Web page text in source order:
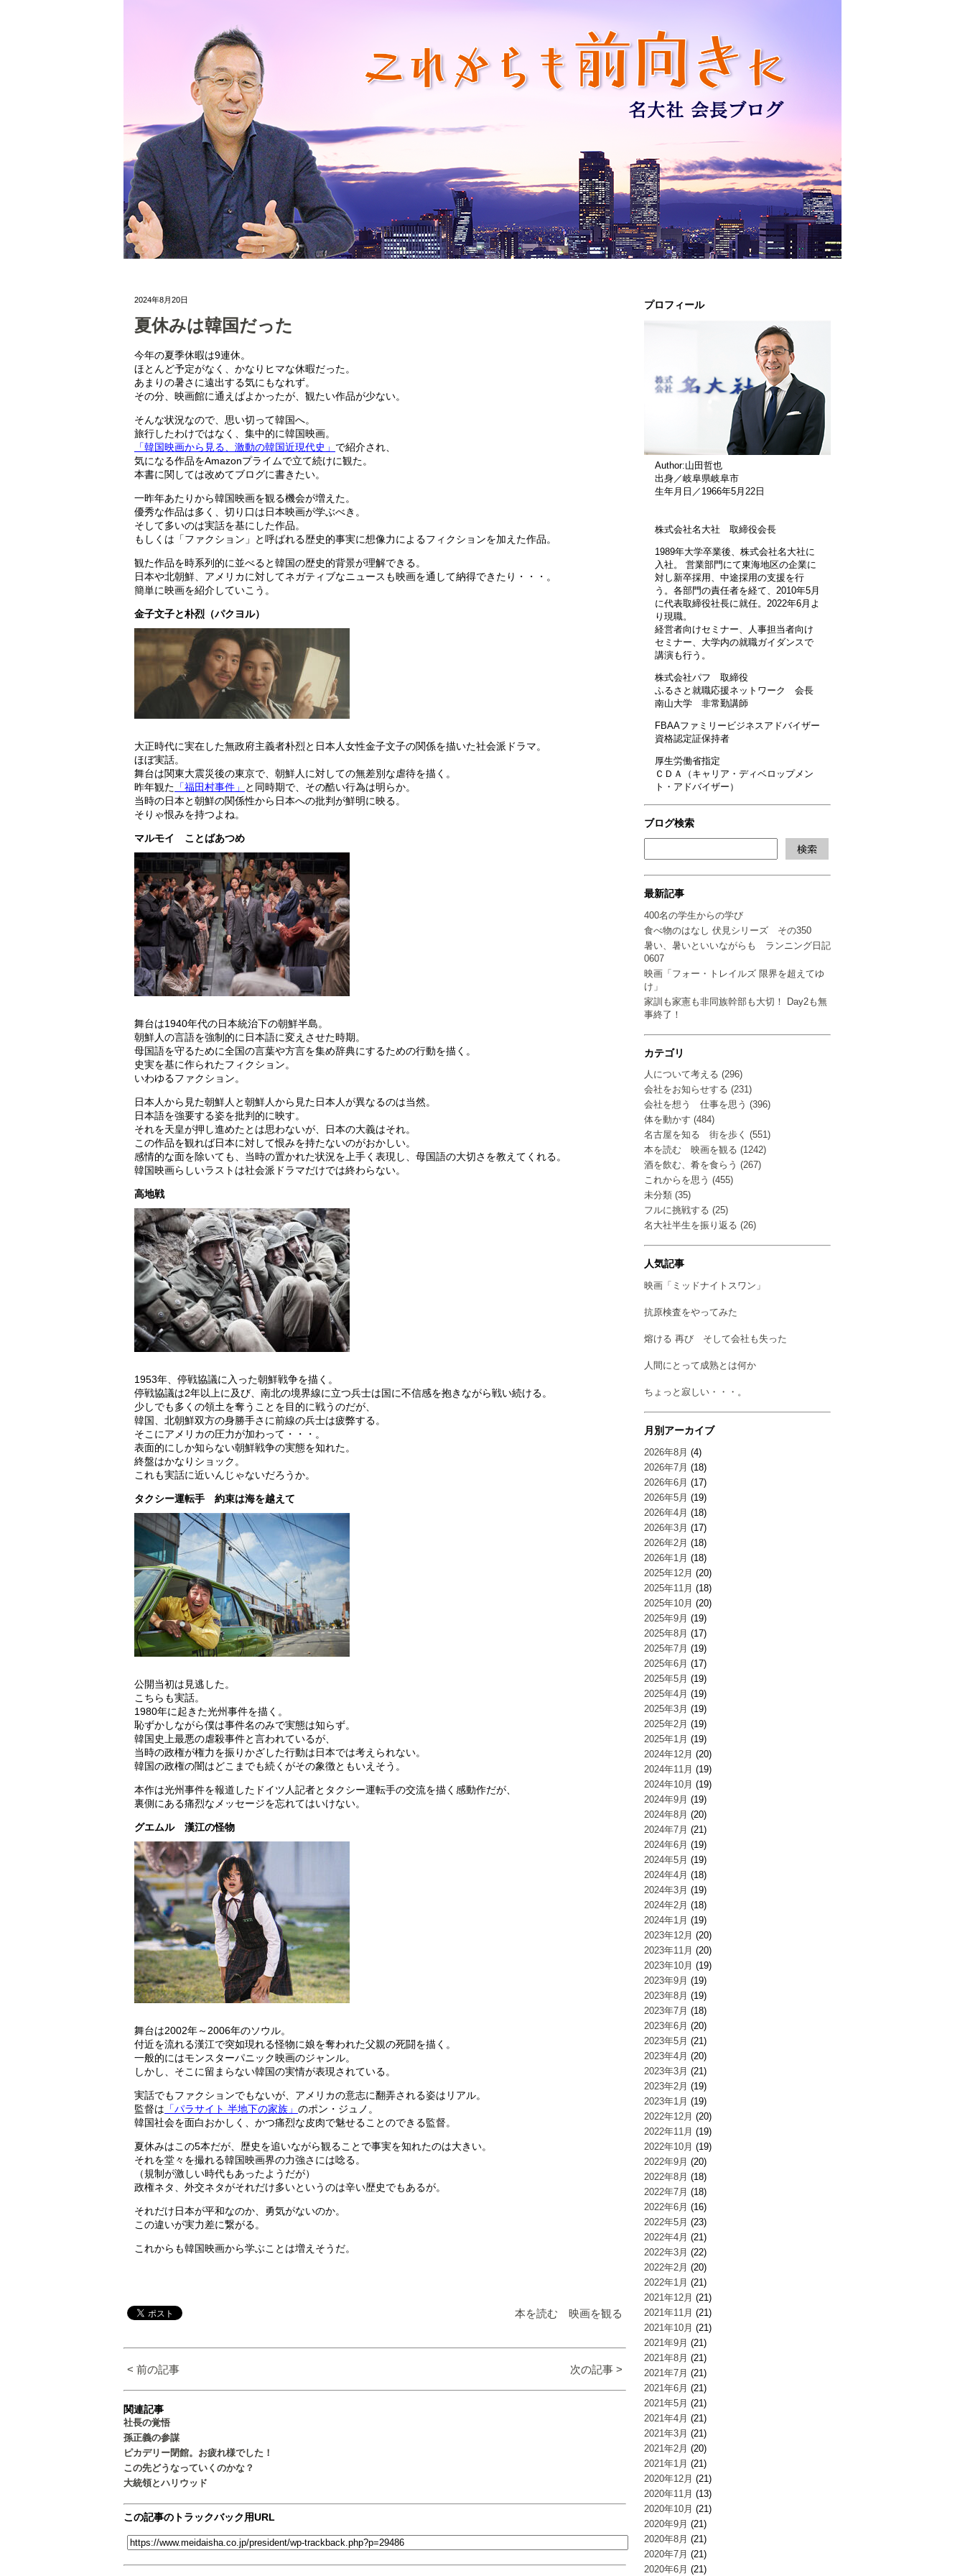
プロフィール
Author:山田哲也
出身／岐阜県岐阜市
生年月日／1966年5月22日
株式会社名大社 取締役会長
1989年大学卒業後、株式会社名大社に
入社。 営業部門にて東海地区の企業に
対し新卒採用、中途採用の支援を行
う。各部門の責任者を経て、2010年5月
に代表取締役社長に就任。2022年6月よ
り現職。
経営者向けセミナー、人事担当者向け
セミナー、大学内の就職ガイダンスで
講演も行う。
株式会社パフ 取締役
ふるさと就職応援ネットワーク 会長
南山大学 非常勤講師
FBAAファミリービジネスアドバイザー
資格認定証保持者
厚生労働省指定
ＣＤＡ（キャリア・ディベロップメン
ト・アドバイザー）
ブログ検索
最新記事
400名の学生からの学び
食べ物のはなし 伏見シリーズ その350
暑い、暑いといいながらも ランニング日記
0607
映画「フォー・トレイルズ 限界を超えてゆ
け」
家訓も家憲も非同族幹部も大切！ Day2も無
事終了！
カテゴリ
人について考える (296)
会社をお知らせする (231)
会社を想う 仕事を思う (396)
体を動かす (484)
名古屋を知る 街を歩く (551)
本を読む 映画を観る (1242)
酒を飲む、肴を食らう (267)
これからを思う (455)
未分類 (35)
フルに挑戦する (25)
名大社半生を振り返る (26)
人気記事
映画「ミッドナイトスワン」
抗原検査をやってみた
熔ける 再び そして会社も失った
人間にとって成熟とは何か
ちょっと寂しい・・・。
月別アーカイブ
2026年8月 (4)
2026年7月 (18)
2026年6月 (17)
2026年5月 (19)
2026年4月 (18)
2026年3月 (17)
2026年2月 (18)
2026年1月 (18)
2025年12月 (20)
2025年11月 (18)
2025年10月 (20)
2025年9月 (19)
2025年8月 (17)
2025年7月 (19)
2025年6月 (17)
2025年5月 (19)
2025年4月 (19)
2025年3月 (19)
2025年2月 (19)
2025年1月 (19)
2024年12月 (20)
2024年11月 (19)
2024年10月 (19)
2024年9月 (19)
2024年8月 (20)
2024年7月 (21)
2024年6月 (19)
2024年5月 (19)
2024年4月 (18)
2024年3月 (19)
2024年2月 (18)
2024年1月 (19)
2023年12月 (20)
2023年11月 (20)
2023年10月 (19)
2023年9月 (19)
2023年8月 (19)
2023年7月 (18)
2023年6月 (20)
2023年5月 (21)
2023年4月 (20)
2023年3月 (21)
2023年2月 (19)
2023年1月 (19)
2022年12月 (20)
2022年11月 (19)
2022年10月 (19)
2022年9月 (20)
2022年8月 (18)
2022年7月 (18)
2022年6月 (16)
2022年5月 (23)
2022年4月 (21)
2022年3月 (22)
2022年2月 (20)
2022年1月 (21)
2021年12月 (21)
2021年11月 (21)
2021年10月 (21)
2021年9月 (21)
2021年8月 (21)
2021年7月 (21)
2021年6月 (21)
2021年5月 (21)
2021年4月 (21)
2021年3月 (21)
2021年2月 (20)
2021年1月 (21)
2020年12月 (21)
2020年11月 (13)
2020年10月 (21)
2020年9月 (21)
2020年8月 (21)
2020年7月 (21)
2020年6月 (21)
2024年8月20日
夏休みは韓国だった
今年の夏季休暇は9連休。
ほとんど予定がなく、かなりヒマな休暇だった。
あまりの暑さに遠出する気にもなれず。
その分、映画館に通えばよかったが、観たい作品が少ない。
そんな状況なので、思い切って韓国へ。
旅行したわけではなく、集中的に韓国映画。
「韓国映画から見る、激動の韓国近現代史」 で紹介され、
気になる作品をAmazonプライムで立て続けに観た。
本書に関しては改めてブログに書きたい。
一昨年あたりから韓国映画を観る機会が増えた。
優秀な作品は多く、切り口は日本映画が学ぶべき。
そして多いのは実話を基にした作品。
もしくは「ファクション」と呼ばれる歴史的事実に想像力によるフィクションを加えた作品。
観た作品を時系列的に並べると韓国の歴史的背景が理解できる。
日本や北朝鮮、アメリカに対してネガティブなニュースも映画を通して納得できたり・・・。
簡単に映画を紹介していこう。
金子文子と朴烈（パクヨル）
大正時代に実在した無政府主義者朴烈と日本人女性金子文子の関係を描いた社会派ドラマ。
ほぼ実話。
舞台は関東大震災後の東京で、朝鮮人に対しての無差別な虐待を描く。
昨年観た 「福田村事件」
と同時期で、その酷い行為は明らか。
当時の日本と朝鮮の関係性から日本への批判が鮮明に映る。
そりゃ恨みを持つよね。
マルモイ ことばあつめ
舞台は1940年代の日本統治下の朝鮮半島。
朝鮮人の言語を強制的に日本語に変えさせた時期。
母国語を守るために全国の言葉や方言を集め辞典にするための行動を描く。
史実を基に作られたフィクション。
いわゆるファクション。
日本人から見た朝鮮人と朝鮮人から見た日本人が異なるのは当然。
日本語を強要する姿を批判的に映す。
それを天皇が押し進めたとは思わないが、日本の大義はそれ。
この作品を観れば日本に対して恨みを持たないのがおかしい。
感情的な面を除いても、当時の置かれた状況を上手く表現し、母国語の大切さを教えてくれる。
韓国映画らしいラストは社会派ドラマだけでは終わらない。
高地戦
1953年、停戦協議に入った朝鮮戦争を描く。
停戦協議は2年以上に及び、南北の境界線に立つ兵士は国に不信感を抱きながら戦い続ける。
少しでも多くの領土を奪うことを目的に戦うのだが、
韓国、北朝鮮双方の身勝手さに前線の兵士は疲弊する。
そこにアメリカの圧力が加わって・・・。
表面的にしか知らない朝鮮戦争の実態を知れた。
終盤はかなりショック。
これも実話に近いんじゃないだろうか。
タクシー運転手 約束は海を越えて
公開当初は見逃した。
こちらも実話。
1980年に起きた光州事件を描く。
恥ずかしながら僕は事件名のみで実態は知らず。
韓国史上最悪の虐殺事件と言われているが、
当時の政権が権力を振りかざした行動は日本では考えられない。
韓国の政権の闇はどこまでも続くがその象徴ともいえそう。
本作は光州事件を報道したドイツ人記者とタクシー運転手の交流を描く感動作だが、
裏側にある痛烈なメッセージを忘れてはいけない。
グエムル 漢江の怪物
舞台は2002年～2006年のソウル。
付近を流れる漢江で突如現れる怪物に娘を奪われた父親の死闘を描く。
一般的にはモンスターパニック映画のジャンル。
しかし、そこに留まらない韓国の実情が表現されている。
実話でもファクションでもないが、アメリカの意志に翻弄される姿はリアル。
監督は 「パラサイト 半地下の家族」 のポン・ジュノ。
韓国社会を面白おかしく、かつ痛烈な皮肉で魅せることのできる監督。
夏休みはこの5本だが、歴史を追いながら観ることで事実を知れたのは大きい。
それを堂々を撮れる韓国映画界の力強さには唸る。
（規制が激しい時代もあったようだが）
政権ネタ、外交ネタがそれだけ多いというのは辛い歴史でもあるが。
それだけ日本が平和なのか、勇気がないのか。
この違いが実力差に繋がる。
これからも韓国映画から学ぶことは増えそうだ。
本を読む 映画を観る
< 前の記事 次の記事 >
関連記事
社長の覚悟
孫正義の参謀
ピカデリー閉館。お疲れ様でした！
この先どうなっていくのかな？
大統領とハリウッド
この記事のトラックバック用URL